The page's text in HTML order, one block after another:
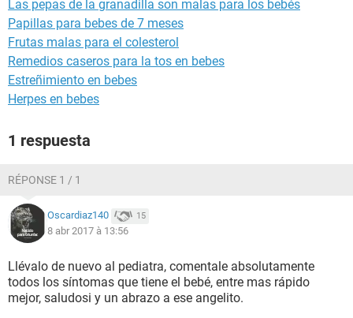
Las pepas de la granadilla son malas para los bebés
Papillas para bebes de 7 meses
Frutas malas para el colesterol
Remedios caseros para la tos en bebes
Estreñimiento en bebes
Herpes en bebes
1 respuesta
RÉPONSE 1 / 1
Oscardiaz140 15
8 abr 2017 à 13:56
Llévalo de nuevo al pediatra, comentale absolutamente
todos los síntomas que tiene el bebé, entre mas rápido
mejor, saludosi y un abrazo a ese angelito.